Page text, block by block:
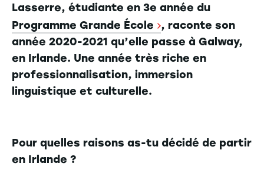
Lasserre, étudiante en 3e année du
Programme Grande École
, raconte son
année 2020-2021 qu’elle passe à Galway,
en Irlande. Une année très riche en
professionnalisation, immersion
linguistique et culturelle.
Pour quelles raisons as-tu décidé de partir
en Irlande ?